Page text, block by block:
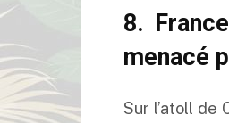
8.
menacé
Sur l’atoll de